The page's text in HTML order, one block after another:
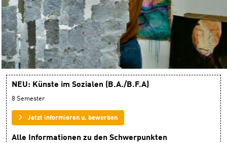
Bewerbungen weiterhin möglich!
Künste im Sozialen
(B.A./B.F.A.)
Aufgrund anhaltender Nachfragen und Bedarf an
individueller Beratung bleibt eine Bewerbung für den
Bachelor „Künste im Sozialen" weiterhin möglich.
NEU: Künste im Sozialen (B.A./B.F.A)
8 Semester
Jetzt informieren u. bewerben
Alle Informationen zu den Schwerpunkten